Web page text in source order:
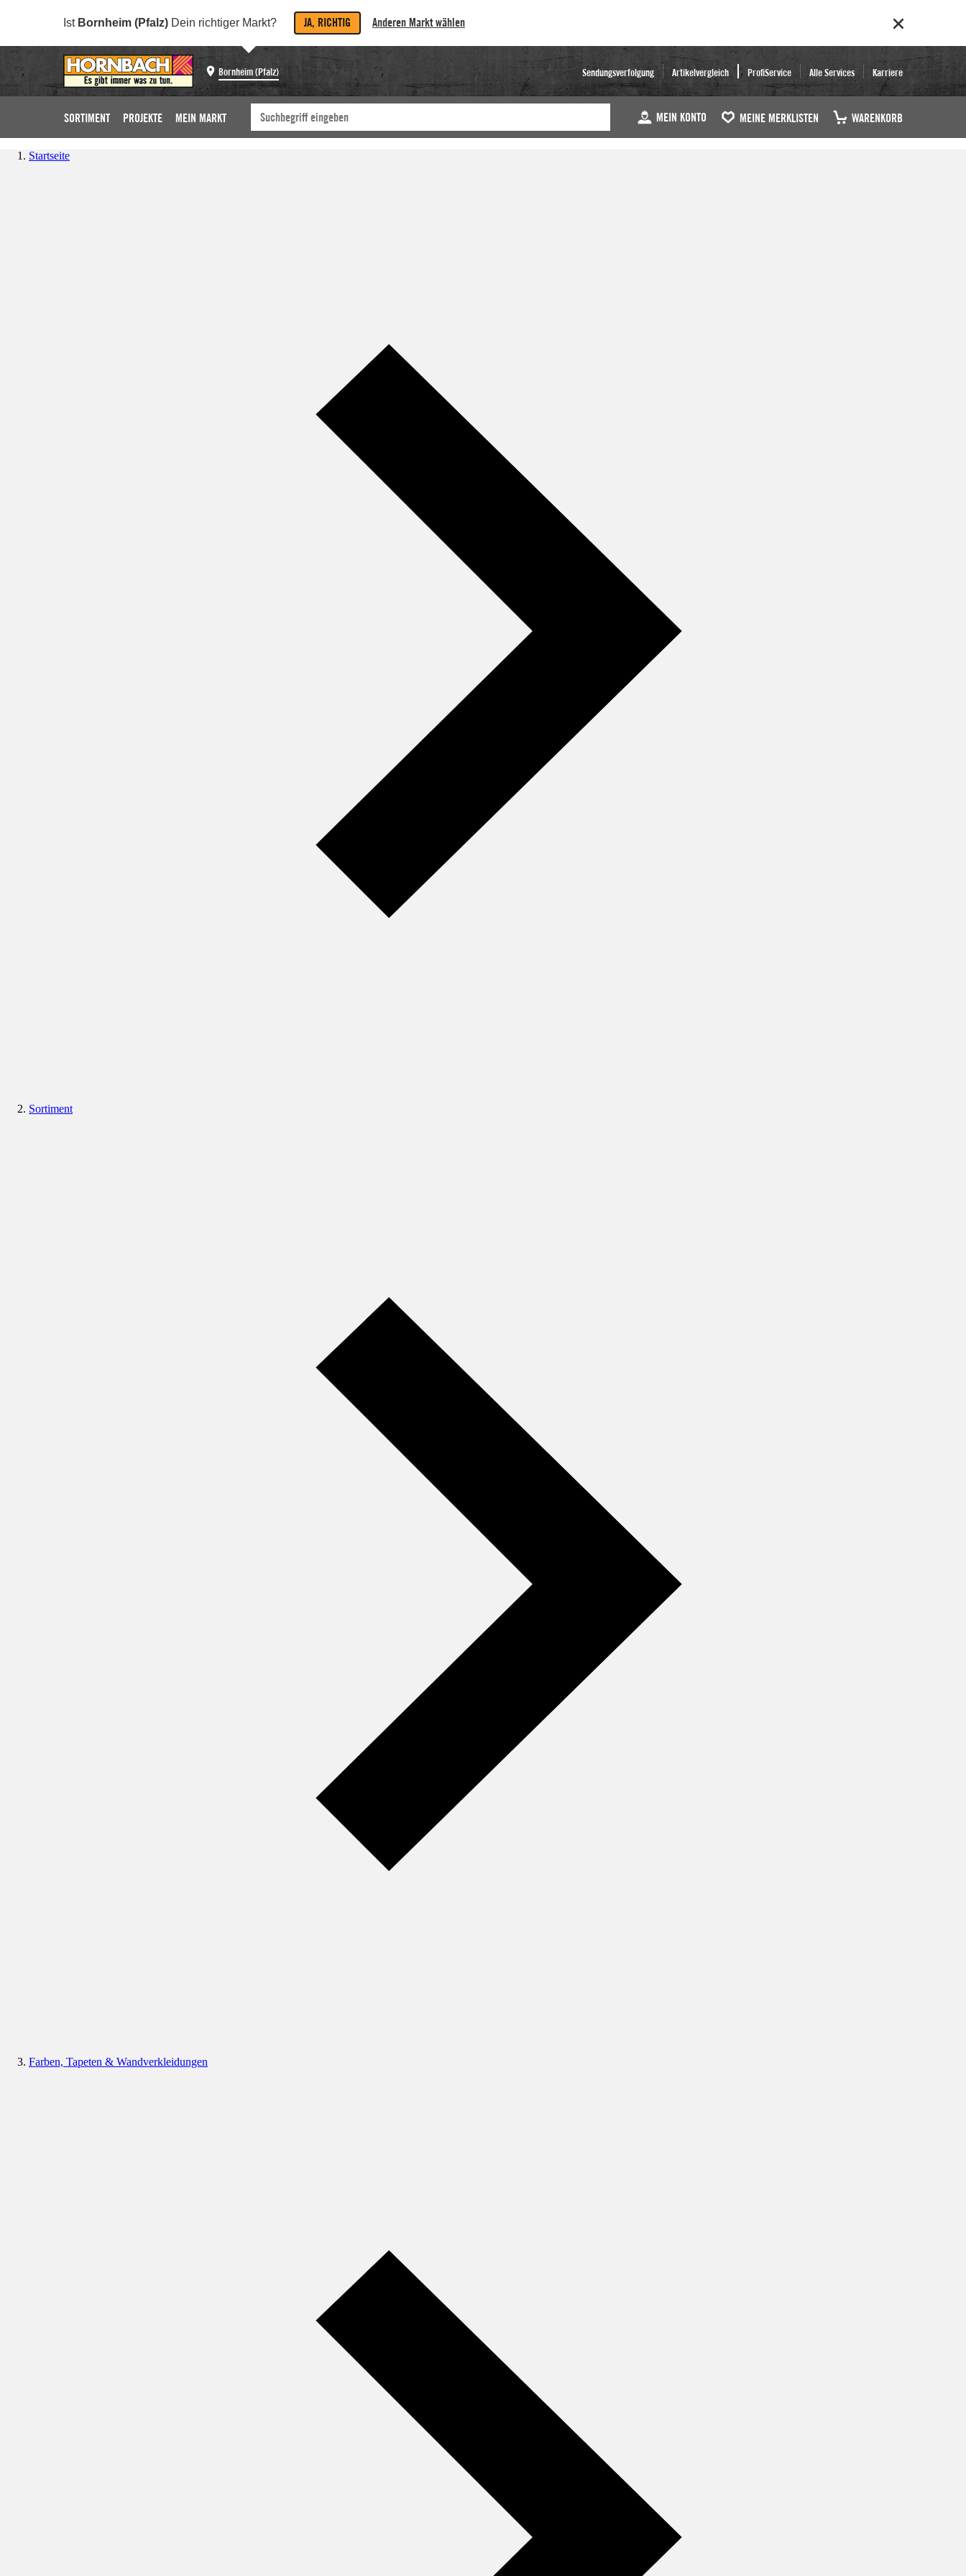
Ist Bornheim (Pfalz) Dein richtiger Markt? JA, RICHTIG Anderen Markt wählen
Bornheim (Pfalz) Sendungsverfolgung Artikelvergleich ProfiService Alle Services Karriere
SORTIMENT PROJEKTE MEIN MARKT MEIN KONTO MEINE MERKLISTEN WARENKORB
Startseite
Sortiment
Farben, Tapeten & Wandverkleidungen